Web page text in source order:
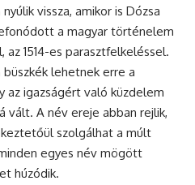
vissza, amikor is Dózsa
a magyar történelem
1514-es parasztfelkeléssel.
lehetnek erre a
igazságért való küzdelem
vált. A név ereje abban rejlik,
szolgálhat a múlt
egyes név mögött
húzódik.